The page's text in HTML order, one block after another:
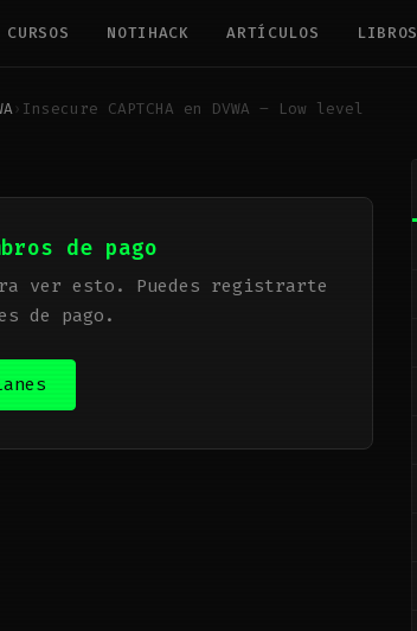
CURSOS NOTIHACK ARTÍCULOS LIBROS
› Insecure CAPTCHA en DVWA – Low level
de pago
ver esto. Puedes registrarte
de pago.